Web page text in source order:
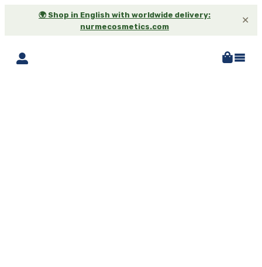
🌍 Shop in English with worldwide delivery:
nurmecosmetics.com
✕